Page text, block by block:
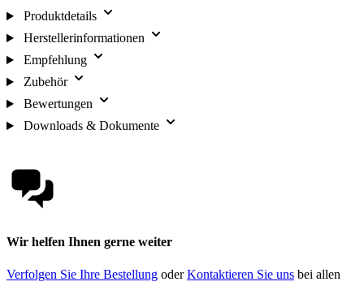
Produktdetails
Herstellerinformationen
Empfehlung
Zubehör
Bewertungen
Downloads & Dokumente
Wir helfen Ihnen gerne weiter
Verfolgen Sie Ihre Bestellung oderKontaktieren Sie uns bei allen